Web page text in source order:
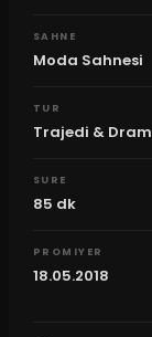
SAHNE
Moda Sahnesi
TUR
Trajedi & Dram
SURE
85 dk
PROMIYER
18.05.2018